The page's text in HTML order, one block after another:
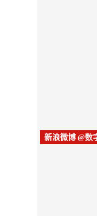
新浪微博 @数